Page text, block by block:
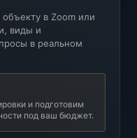
в Zoom или
виды и
в реальном
и подготовим
под ваш бюджет.